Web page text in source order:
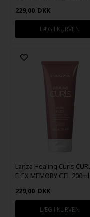
229,00 DKK
Lanza Healing Curls CURL
FLEX MEMORY GEL 200ml
229,00 DKK